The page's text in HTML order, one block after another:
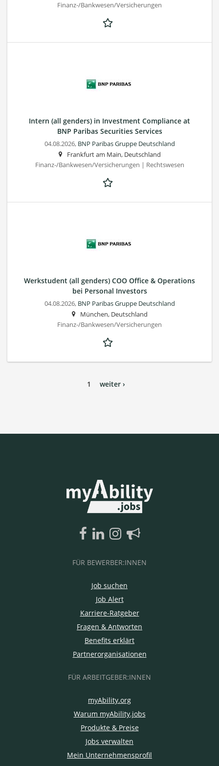
Finanz-/Bankwesen/Versicherungen
Intern (all genders) in Investment Compliance at
BNP Paribas Securities Services
04.08.2026, BNP Paribas Gruppe Deutschland
Frankfurt am Main, Deutschland
Finanz-/Bankwesen/Versicherungen | Rechtswesen
Werkstudent (all genders) COO Office & Operations
bei Personal Investors
04.08.2026, BNP Paribas Gruppe Deutschland
München, Deutschland
Finanz-/Bankwesen/Versicherungen
1 weiter ›
FÜR BEWERBER:INNEN
Job suchen
Job Alert
Karriere-Ratgeber
Fragen & Antworten
Benefits erklärt
Partnerorganisationen
FÜR ARBEITGEBER:INNEN
myAbility.org
Warum myAbility.jobs
Produkte & Preise
Jobs verwalten
Mein Unternehmensprofil